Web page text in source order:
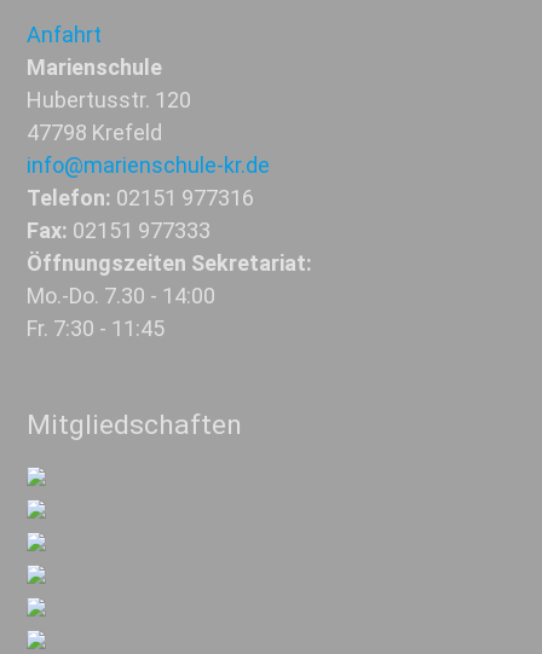
Anfahrt
Marienschule
Hubertusstr. 120
47798 Krefeld
info@marienschule-kr.de
Telefon: 02151 977316
Fax: 02151 977333
Öffnungszeiten Sekretariat:
Mo.-Do. 7.30 - 14:00
Fr. 7:30 - 11:45
Mitgliedschaften